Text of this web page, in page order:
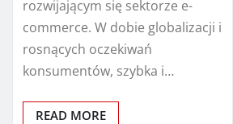
rozwijającym się sektorze e-
commerce. W dobie globalizacji i
rosnących oczekiwań
konsumentów, szybka i…
READ MORE